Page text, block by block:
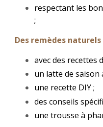
respectant les
;
Des remèdes naturels
avec des recettes
un latte de saison
une recette DIY ;
des conseils
une trousse à